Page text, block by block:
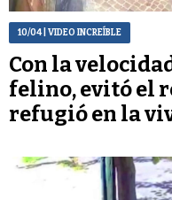
10/04| VIDEO INCREÍBLE
Con la
felino, evitó el
refugió en la